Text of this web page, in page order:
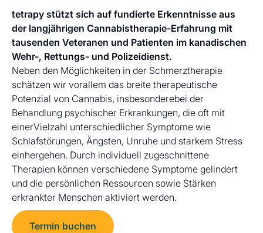
tetrapy stützt sich auf fundierte Erkenntnisse aus
der langjährigen Cannabistherapie-Erfahrung mit
tausenden Veteranen und Patienten im kanadischen
Wehr-, Rettungs- und Polizeidienst.
Neben den Möglichkeiten in der Schmerztherapie
schätzen wir vorallem das breite therapeutische
Potenzial von Cannabis, insbesonderebei der
Behandlung psychischer Erkrankungen, die oft mit
einerVielzahl unterschiedlicher Symptome wie
Schlafstörungen, Ängsten, Unruhe und starkem Stress
einhergehen. Durch individuell zugeschnittene
Therapien können verschiedene Symptome gelindert
und die persönlichen Ressourcen sowie Stärken
erkrankter Menschen aktiviert werden.
Termin buchen